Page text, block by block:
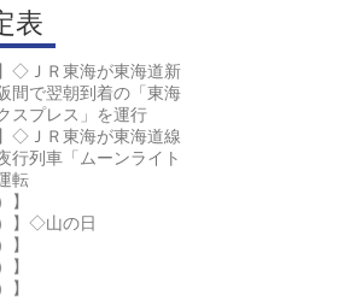
表
◇ＪＲ東海が東海道新
間で翌朝到着の「東海
スプレス」を運行
◇ＪＲ東海が東海道線
行列車「ムーンライト
転
】◇山の日